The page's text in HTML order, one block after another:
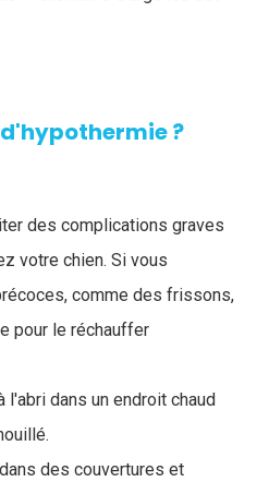
?
des complications graves
votre chien. Si vous
comme des frissons,
pour le réchauffer
dans un endroit chaud
des couvertures et